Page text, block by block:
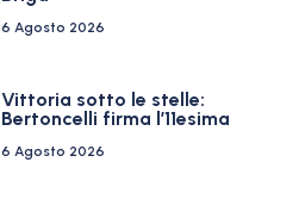
6 Agosto 2026
Vittoria sotto le stelle:
Bertoncelli firma l’11esima
6 Agosto 2026